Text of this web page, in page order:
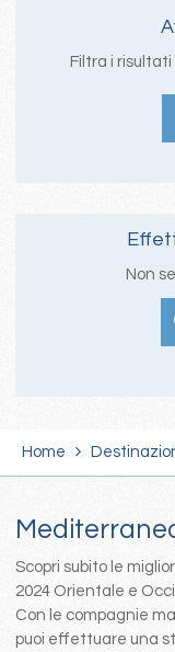
Filtra i
Non
Home
Scopri subito le
2024 Orientale e
Con le compagnie
puoi effettuare una